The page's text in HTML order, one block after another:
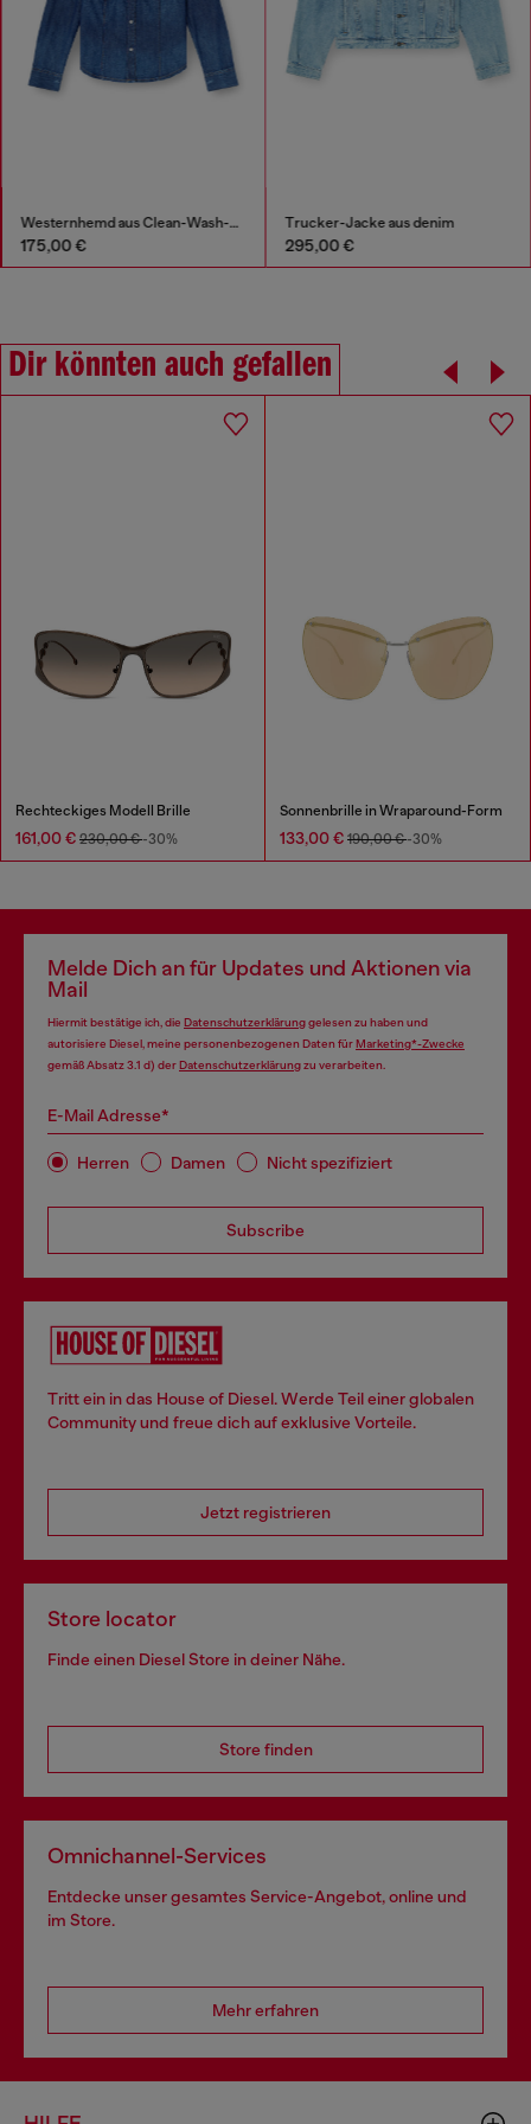
Westernhemd aus Clean-Wash-Denim
175,00 €
Trucker-Jacke aus denim
295,00 €
Dir könnten auch gefallen
Rechteckiges Modell Brille
161,00 € 230,00 €-30%
Sonnenbrille in Wraparound-Form
133,00 € 190,00 €-30%
Melde Dich an für Updates und Aktionen via
Mail
Hiermit bestätige ich, die Datenschutzerklärunggelesen zu haben und
autorisiere Diesel, meine personenbezogenen Daten fürMarketing*-Zwecke
gemäß Absatz 3.1 d) derDatenschutzerklärungzu verarbeiten.
E-Mail Adresse*
Herren Damen Nicht spezifiziert
Subscribe
Tritt ein in das House of Diesel. Werde Teil einer globalen
Community und freue dich auf exklusive Vorteile.
Jetzt registrieren
Store locator
Finde einen Diesel Store in deiner Nähe.
Store finden
Omnichannel-Services
Entdecke unser gesamtes Service-Angebot, online und
im Store.
Mehr erfahren